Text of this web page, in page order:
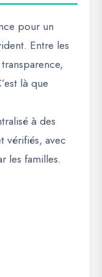
pour un
Entre les
là que
à des
vérifiés, avec
les familles.